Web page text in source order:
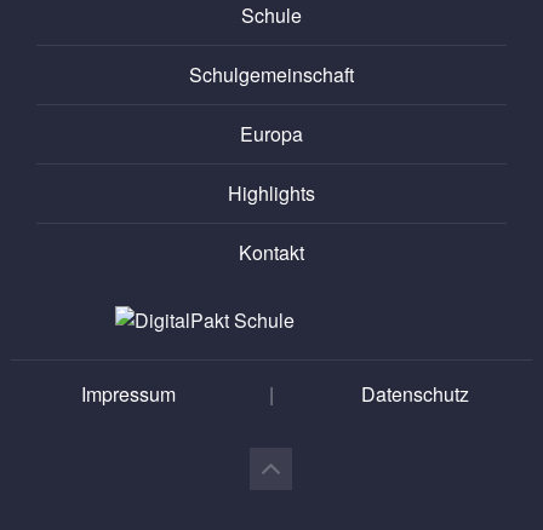
Schule
Schulgemeinschaft
Europa
Highlights
Kontakt
Impressum | Datenschutz